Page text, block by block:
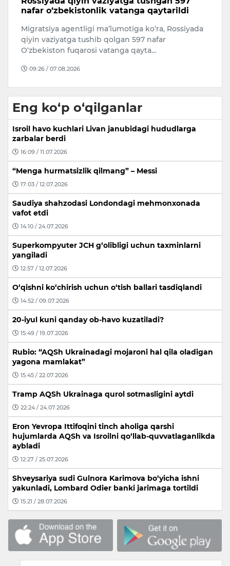
nafar o‘zbekistonlik vatanga qaytarildi
Migratsiya agentligi ma’lumotiga ko‘ra, Rossiyada
qiyin vaziyatga tushib qolgan 597 nafar
O‘zbekiston fuqarosi vatanga qayta…
09:26 / 07.08.2026
Eng ko‘p o‘qilganlar
Isroil havo kuchlari Livan janubidagi hududlarga
zarbalar berdi
16:09 / 11.07.2026
“Menga hurmatsizlik qilmang” – Messi
17:03 / 12.07.2026
Saudiya shahzodasi Londondagi mehmonxonada
vafot etdi
14:10 / 24.07.2026
Superkompyuter JCH g‘olibligi uchun taxminlarni
yangiladi
12:57 / 12.07.2026
O‘qishni ko‘chirish uchun o‘tish ballari tasdiqlandi
14:52 / 09.07.2026
20-iyul kuni qanday ob-havo kuzatiladi?
15:49 / 19.07.2026
Rubio: “AQSh Ukrainadagi mojaroni hal qila oladigan
yagona mamlakat”
15:45 / 22.07.2026
Tramp AQSh Ukrainaga qurol sotmasligini aytdi
22:24 / 24.07.2026
Eron Yevropa Ittifoqini tinch aholiga qarshi
hujumlarda AQSh va Isroilni qo‘llab-quvvatlaganlikda
aybladi
12:27 / 25.07.2026
Shveysariya sudi Gulnora Karimova bo‘yicha ishni
yakunladi, Lombard Odier banki jarimaga tortildi
15:21 / 28.07.2026